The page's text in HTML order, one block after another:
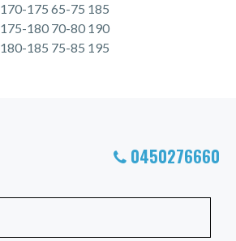
170-175 65-75 185
175-180 70-80 190
180-185 75-85 195
0450276660